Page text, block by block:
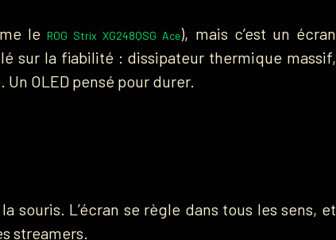
le ROG Strix XG248QSG Ace), mais c’est un écran
sur la fiabilité : dissipateur thermique massif,
OLED pensé pour durer.
souris. L’écran se règle dans tous les sens, et
streamers.